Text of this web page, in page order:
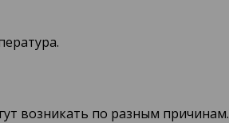
возникать по разным причинам.